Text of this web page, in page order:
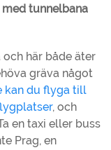
tunnelbana
här både äter
gräva något
kan du flyga till
, och
en taxi eller buss
Prag, en